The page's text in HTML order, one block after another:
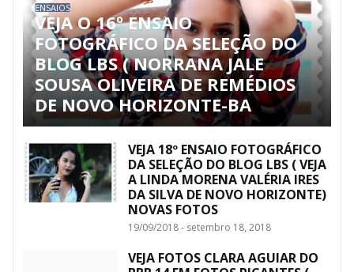
ENSAIOS
VEJA O 16º ENSAIO
FOTOGRÁFICO DA SELEÇÃO DO
BLOG LBS ( NORRANA JALE
SOUSA OLIVEIRA DE REMÉDIOS
DE NOVO HORIZONTE-BA
VEJA 18º ENSAIO FOTOGRÁFICO
DA SELEÇÃO DO BLOG LBS ( VEJA
A LINDA MORENA VALÉRIA IRES
DA SILVA DE NOVO HORIZONTE)
NOVAS FOTOS
19/09/2018 - setembro 18, 2018
VEJA FOTOS CLARA AGUIAR DO